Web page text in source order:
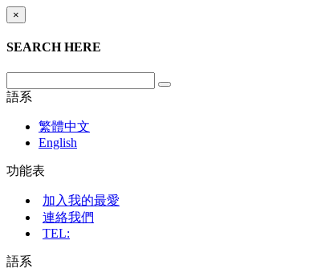
×
SEARCH HERE
語系
繁體中文
English
功能表
加入我的最愛
連絡我們
TEL:
語系